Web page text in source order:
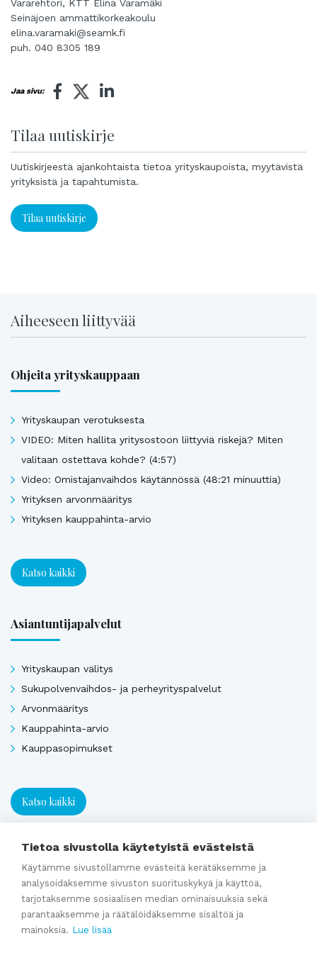
Vararehtori, KTT Elina Varamäki
Seinäjoen ammattikorkeakoulu
elina.varamaki@seamk.fi
puh. 040 8305 189
Jaa sivu:
Tilaa uutiskirje
Uutiskirjeestä ajankohtaista tietoa yrityskaupoista, myytävistä
yrityksistä ja tapahtumista.
Tilaa uutiskirje
Aiheeseen liittyvää
Ohjeita yrityskauppaan
Yrityskaupan verotuksesta
VIDEO: Miten hallita yritysostoon liittyviä riskejä? Miten
valitaan ostettava kohde? (4:57)
Video: Omistajanvaihdos käytännössä (48:21 minuuttia)
Yrityksen arvonmääritys
Yrityksen kauppahinta-arvio
Katso kaikki
Asiantuntijapalvelut
Yrityskaupan välitys
Sukupolvenvaihdos- ja perheyrityspalvelut
Arvonmääritys
Kauppahinta-arvio
Kauppasopimukset
Katso kaikki
Ajankohtaista
Webinaaritallenne: Onko yrityksesi myyntikunnossa? Näin
valmistaudut yrityskauppaan ajoissa
Tietoa sivustolla käytetyistä evästeistä
Käytämme sivustollamme evästeitä kerätäksemme ja
analysoidaksemme sivuston suorituskykyä ja käyttöä,
tarjotaksemme sosiaalisen median ominaisuuksia sekä
parantaaksemme ja räätälöidäksemme sisältöä ja
mainoksia. Lue lisää